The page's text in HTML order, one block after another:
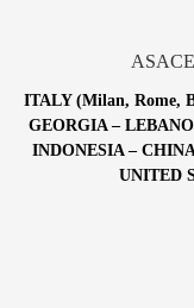
ITALY (Milan, Rome,
GEORGIA –
INDONESIA –
UNITED